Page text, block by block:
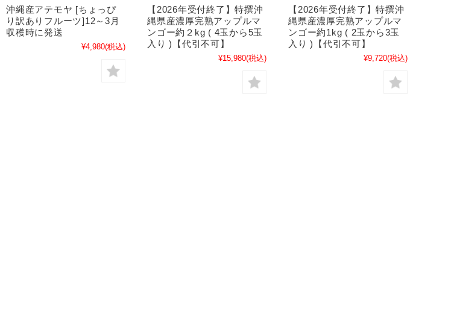
沖縄産アテモヤ [ちょっぴ
り訳ありフルーツ]12～3月
収穫時に発送
¥4,980(税込)
【2026年受付終了】特撰沖
縄県産濃厚完熟アップルマ
ンゴー約２kg ( 4玉から5玉
入り )【代引不可】
¥15,980(税込)
【2026年受付終了】特撰沖
縄県産濃厚完熟アップルマ
ンゴー約1kg ( 2玉から3玉
入り )【代引不可】
¥9,720(税込)